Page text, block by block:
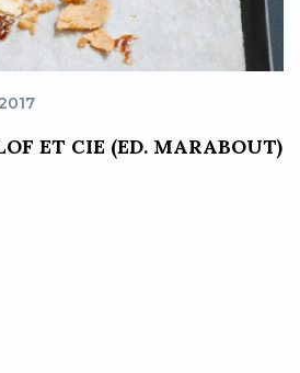
ET CIE (ED. MARABOUT)